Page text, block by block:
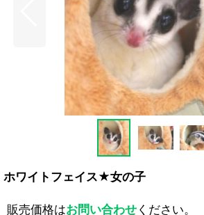
ホワイトフェイス★女の子
販売価格はお問い合わせください。